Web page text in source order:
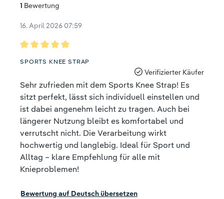
1 Bewertung
16. April 2026 07:59
Bewertung mit 5 von 5 Sternen
SPORTS KNEE STRAP
Verifizierter Käufer
Sehr zufrieden mit dem Sports Knee Strap! Es
sitzt perfekt, lässt sich individuell einstellen und
ist dabei angenehm leicht zu tragen. Auch bei
längerer Nutzung bleibt es komfortabel und
verrutscht nicht. Die Verarbeitung wirkt
hochwertig und langlebig. Ideal für Sport und
Alltag – klare Empfehlung für alle mit
Knieproblemen!
Bewertung auf Deutsch übersetzen